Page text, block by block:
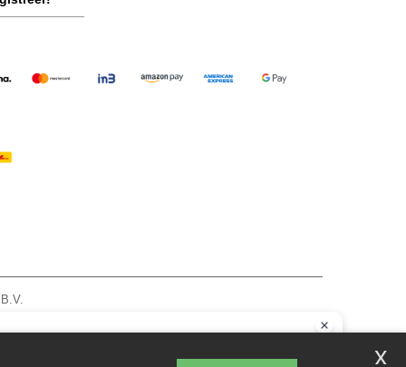
VAT NL 005596191B03 - KvK 39066321
zie hier
x
of opmerkingen heeft, kunt u op elk gewenst moment contact met